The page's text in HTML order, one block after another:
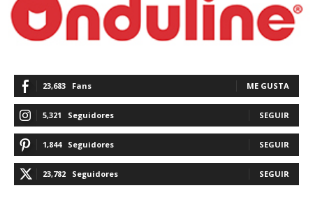
23,683 Fans ME GUSTA
5,321 Seguidores SEGUIR
1,844 Seguidores SEGUIR
23,782 Seguidores SEGUIR